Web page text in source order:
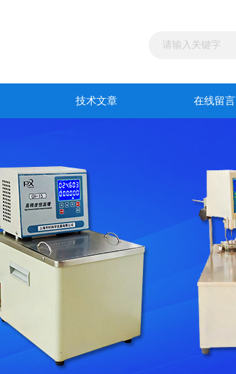
技术文章 在线留言